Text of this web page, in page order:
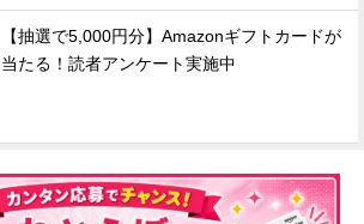
【抽選で5,000円分】Amazonギフトカードが
当たる！読者アンケート実施中